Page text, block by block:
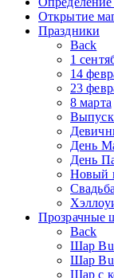
Открытие
Праздники
Back
1
14
23
8 марта
День
День
Новый
Свадьба
Прозрачные
Back
Шар
Шар
Шар с